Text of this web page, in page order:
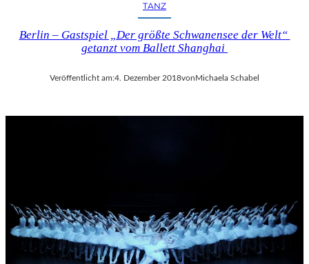
TANZ
Berlin – Gastspiel „Der größte Schwanensee der Welt“
getanzt vom Ballett Shanghai
Veröffentlicht am:4. Dezember 2018von Michaela Schabel